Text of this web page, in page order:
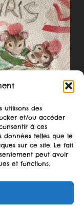
utilisons des
et/ou accéder
à ces
données telles que le
sur ce site. Le fait
peut avoir
et fonctions.